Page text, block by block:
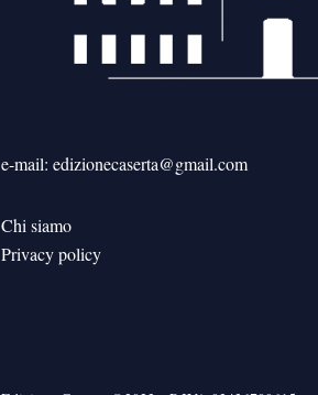
e-mail: edizionecaserta@gmail.com
Chi siamo
Privacy policy